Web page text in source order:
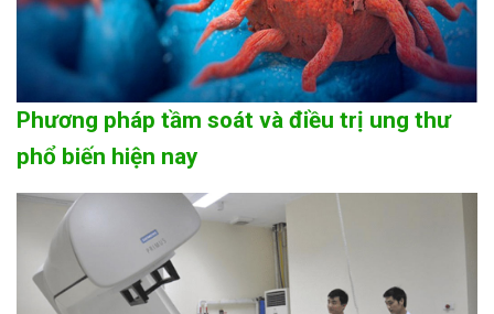
Phương pháp tầm soát và điều trị ung thư
phổ biến hiện nay